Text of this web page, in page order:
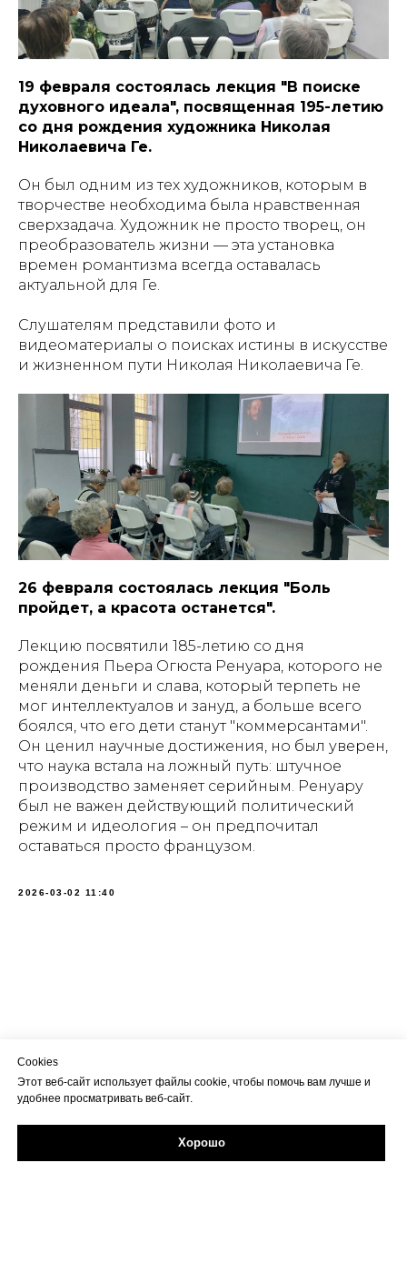
Задайте свой вопрос в Max
19 февраля состоялась лекция "В поиске
духовного идеала", посвященная 195-летию
со дня рождения художника Николая
Николаевича Ге.
Он был одним из тех художников, которым в
творчестве необходима была нравственная
сверхзадача. Художник не просто творец, он
преобразователь жизни — эта установка
времен романтизма всегда оставалась
актуальной для Ге.
Слушателям представили фото и
видеоматериалы о поисках истины в искусстве
и жизненном пути Николая Николаевича Ге.
26 февраля состоялась лекция "Боль
пройдет, а красота останется".
Лекцию посвятили 185-летию со дня
рождения Пьера Огюста Ренуара, которого не
меняли деньги и слава, который терпеть не
мог интеллектуалов и зануд, а больше всего
боялся, что его дети станут "коммерсантами".
Он ценил научные достижения, но был уверен,
что наука встала на ложный путь: штучное
производство заменяет серийным. Ренуару
был не важен действующий политический
режим и идеология – он предпочитал
оставаться просто французом.
2026-03-02 11:40
Cookies
Этот веб-сайт использует файлы cookie, чтобы помочь вам лучше и
удобнее просматривать веб-сайт.
Хорошо